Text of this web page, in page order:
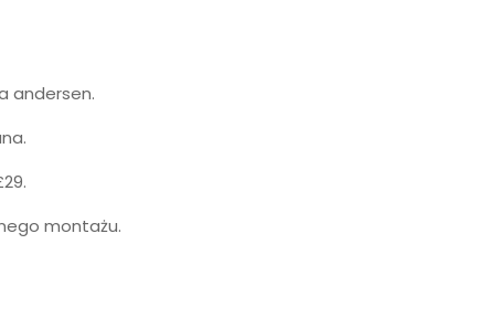
andersen.
montażu.